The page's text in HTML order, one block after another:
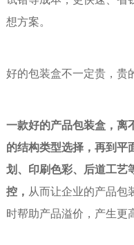
想方案。
好的包装盒不一定贵，贵
一款好的产品包装盒，离
的结构类型选择，再到平
划、印刷色彩、后道工艺
控， 从而让企业的产品包
时帮助产品溢价，产生更